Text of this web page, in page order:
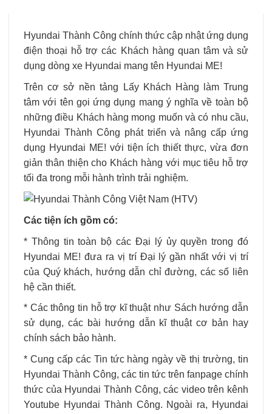
Hyundai Thành Công chính thức cập nhật ứng dụng
điện thoại hỗ trợ các Khách hàng quan tâm và sử
dụng dòng xe Hyundai mang tên Hyundai ME!
Trên cơ sở nền tảng Lấy Khách Hàng làm Trung
tâm với tên gọi ứng dụng mang ý nghĩa về toàn bộ
những điều Khách hàng mong muốn và có nhu cầu,
Hyundai Thành Công phát triển và nâng cấp ứng
dụng Hyundai ME! với tiện ích thiết thực, vừa đơn
giản thân thiện cho Khách hàng với mục tiêu hỗ trợ
tối đa trong mỗi hành trình trải nghiệm.
Các tiện ích gồm có:
* Thông tin toàn bộ các Đại lý ủy quyền trong đó
Hyundai ME! đưa ra vị trí Đại lý gần nhất với vị trí
của Quý khách, hướng dẫn chỉ đường, các số liên
hệ cần thiết.
* Các thông tin hỗ trợ kĩ thuật như Sách hướng dẫn
sử dụng, các bài hướng dẫn kĩ thuật cơ bản hay
chính sách bảo hành.
* Cung cấp các Tin tức hàng ngày về thị trường, tin
Hyundai Thành Công, các tin tức trên fanpage chính
thức của Hyundai Thành Công, các video trên kênh
Youtube Hyundai Thành Công. Ngoài ra, Hyundai